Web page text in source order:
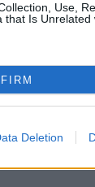
Use,
that Is
Deletion
de
João
e Gustavo
Gaspar, Rui